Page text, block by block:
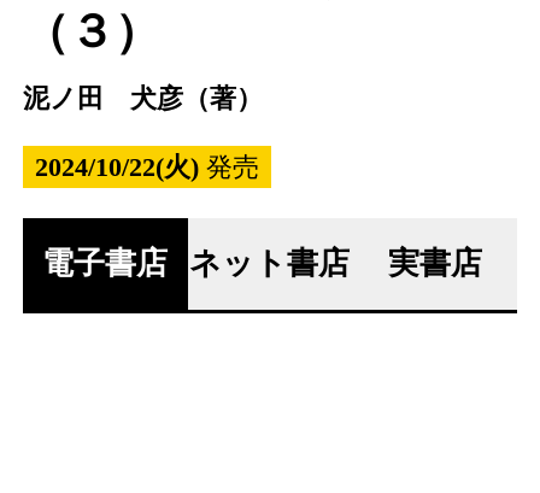
（３）
泥ノ田 犬彦（著）
2024/10/22(火)発売
電子書店 ネット書店 実書店